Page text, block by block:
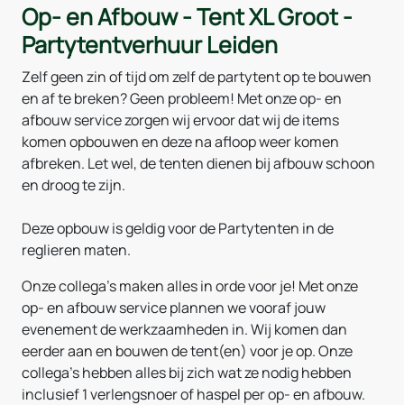
Op- en Afbouw - Tent XL Groot -
Partytentverhuur Leiden
Zelf geen zin of tijd om zelf de partytent op te bouwen
en af te breken? Geen probleem! Met onze op- en
afbouw service zorgen wij ervoor dat wij de items
komen opbouwen en deze na afloop weer komen
afbreken. Let wel, de tenten dienen bij afbouw schoon
en droog te zijn.
Deze opbouw is geldig voor de Partytenten in de
reglieren maten.
Onze collega's maken alles in orde voor je! Met onze
op- en afbouw service plannen we vooraf jouw
evenement de werkzaamheden in. Wij komen dan
eerder aan en bouwen de tent(en) voor je op. Onze
collega's hebben alles bij zich wat ze nodig hebben
inclusief 1 verlengsnoer of haspel per op- en afbouw.